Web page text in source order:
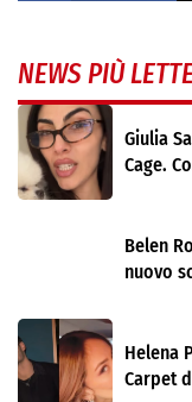
NEWS PIÙ
Giulia
Cage.
Belen
nuovo
Helena
Carpet